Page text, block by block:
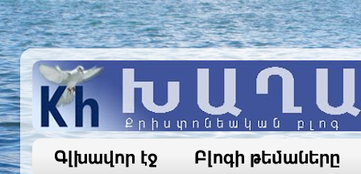
Գլխավոր էջ Բլոգի թեմաները